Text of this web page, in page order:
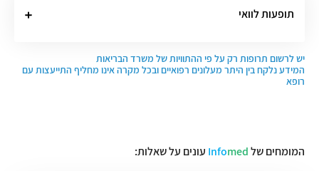
תופעות לוואי
יש לרשום תרופות רק על פי ההתוויות של משרד הבריאות
המידע נלקח בין היתר מעלונים רפואיים ובכל מקרה אינו מחליף התייעצות עם
רופא
המומחים של Infomed עונים על שאלות: